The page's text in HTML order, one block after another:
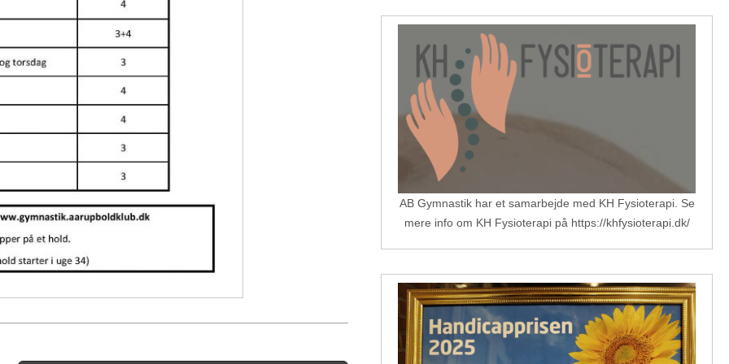
AB Gymnastik har et samarbejde med KH Fysioterapi. Se
mere info om KH Fysioterapi på https://khfysioterapi.dk/